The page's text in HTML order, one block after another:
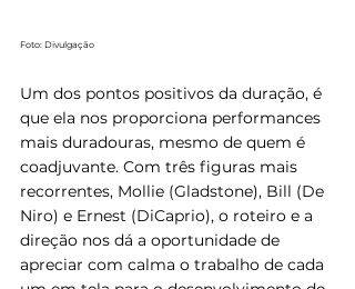
Foto: Divulgação
Um dos pontos positivos da duração, é
que ela nos proporciona performances
mais duradouras, mesmo de quem é
coadjuvante. Com três figuras mais
recorrentes, Mollie (Gladstone), Bill (De
Niro) e Ernest (DiCaprio), o roteiro e a
direção nos dá a oportunidade de
apreciar com calma o trabalho de cada